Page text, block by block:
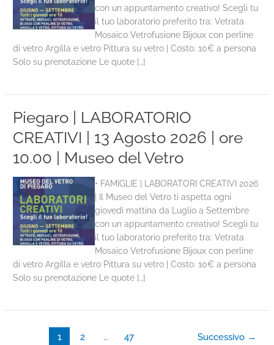
con un appuntamento creativo! Scegli tu
il tuo laboratorio preferito tra: Vetrata
Mosaico Vetrofusione Bijoux con perline
di vetro Argilla e vetro Pittura su vetro | Costo: 10€ a persona
Solo su prenotazione Le quote […]
Piegaro | LABORATORIO
CREATIVI | 13 Agosto 2026 | ore
10.00 | Museo del Vetro
• FAMIGLIE | LABORATORI CREATIVI 2026
| Il Museo del Vetro ti aspetta ogni
giovedì mattina da Luglio a Settembre
con un appuntamento creativo! Scegli tu
il tuo laboratorio preferito tra: Vetrata
Mosaico Vetrofusione Bijoux con perline
di vetro Argilla e vetro Pittura su vetro | Costo: 10€ a persona
Solo su prenotazione Le quote […]
1 2 … 47 Successivo →